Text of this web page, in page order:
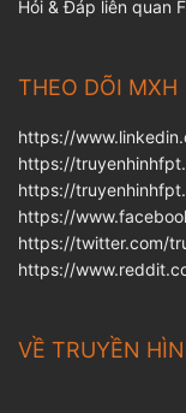
Hỏi & Đáp liên quan
THEO DÕI MXH
https://
https://
https://
https://
https://twitter.com/
https://
VỀ TRUYỀN